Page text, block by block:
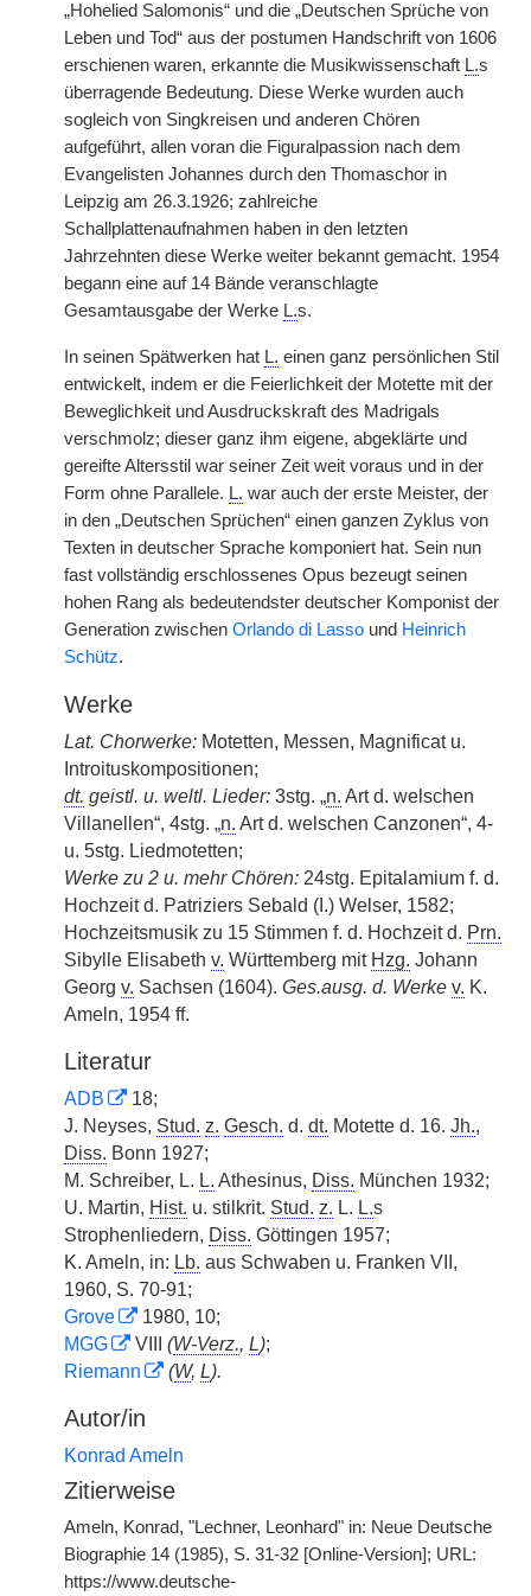
„Hohelied Salomonis“ und die „Deutschen Sprüche von
Leben und Tod“ aus der postumen Handschrift von 1606
erschienen waren, erkannte die Musikwissenschaft L.s
überragende Bedeutung. Diese Werke wurden auch
sogleich von Singkreisen und anderen Chören
aufgeführt, allen voran die Figuralpassion nach dem
Evangelisten Johannes durch den Thomaschor in
Leipzig am 26.3.1926; zahlreiche
Schallplattenaufnahmen haben in den letzten
Jahrzehnten diese Werke weiter bekannt gemacht. 1954
begann eine auf 14 Bände veranschlagte
Gesamtausgabe der Werke L.s.
In seinen Spätwerken hat L. einen ganz persönlichen Stil
entwickelt, indem er die Feierlichkeit der Motette mit der
Beweglichkeit und Ausdruckskraft des Madrigals
verschmolz; dieser ganz ihm eigene, abgeklärte und
gereifte Altersstil war seiner Zeit weit voraus und in der
Form ohne Parallele. L. war auch der erste Meister, der
in den „Deutschen Sprüchen“ einen ganzen Zyklus von
Texten in deutscher Sprache komponiert hat. Sein nun
fast vollständig erschlossenes Opus bezeugt seinen
hohen Rang als bedeutendster deutscher Komponist der
Generation zwischen Orlando di Lasso und Heinrich
Schütz.
Werke
Lat. Chorwerke: Motetten, Messen, Magnificat u.
Introituskompositionen;
dt. geistl. u. weltl. Lieder: 3stg. „n. Art d. welschen
Villanellen“, 4stg. „n. Art d. welschen Canzonen“, 4-
u. 5stg. Liedmotetten;
Werke zu 2 u. mehr Chören: 24stg. Epitalamium f. d.
Hochzeit d. Patriziers Sebald (I.) Welser, 1582;
Hochzeitsmusik zu 15 Stimmen f. d. Hochzeit d. Prn.
Sibylle Elisabeth v. Württemberg mit Hzg. Johann
Georg v. Sachsen (1604). Ges.ausg. d. Werke v. K.
Ameln, 1954 ff.
Literatur
ADB
18;
J. Neyses, Stud. z. Gesch. d. dt. Motette d. 16. Jh.,
Diss. Bonn 1927;
M. Schreiber, L. L. Athesinus, Diss. München 1932;
U. Martin, Hist. u. stilkrit. Stud. z. L. L.s
Strophenliedern, Diss. Göttingen 1957;
K. Ameln, in: Lb. aus Schwaben u. Franken VII,
1960, S. 70-91;
Grove
1980, 10;
MGG
VIII (W-Verz., L);
Riemann
(W, L).
Autor/in
Konrad Ameln
Zitierweise
Ameln, Konrad, "Lechner, Leonhard" in: Neue Deutsche
Biographie 14 (1985), S. 31-32 [Online-Version]; URL:
https://www.deutsche-